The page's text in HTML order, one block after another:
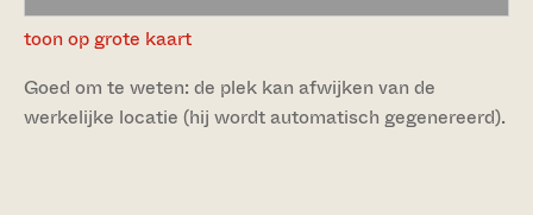
toon op grote kaart
Goed om te weten: de plek kan afwijken van de
werkelijke locatie (hij wordt automatisch gegenereerd).